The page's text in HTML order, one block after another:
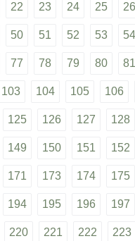
22 23 24 25 26
50 51 52 53 54
77 78 79 80 81
103 104 105 106
125 126 127 128
149 150 151 152
171 173 174 175
194 195 196 197
220 221 222 223